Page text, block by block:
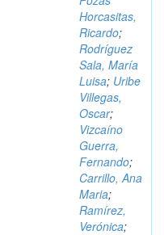
Horcasitas,
Ricardo;
Rodríguez
Sala, María
Luisa; Uribe
Villegas,
Oscar;
Vizcaíno
Guerra,
Fernando;
Carrillo, Ana
Maria;
Ramírez,
Verónica;